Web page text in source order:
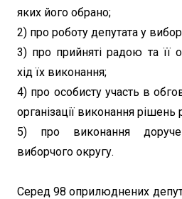
яких його обрано;
2) про роботу депутата у
3) про прийняті радою та її
хід їх виконання;
4) про особисту участь в
організації виконання рішень
5) про виконання
виборчого округу.
Серед 98 оприлюднених